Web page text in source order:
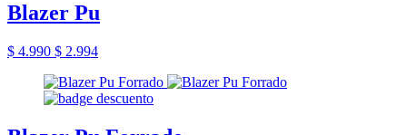
Blazer Pu
$ 4.990 $ 2.994